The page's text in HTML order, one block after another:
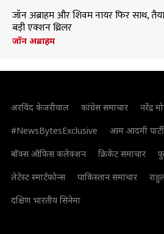
जॉन अब्राहम और शिवम नायर फिर साथ,
बड़ी एक्शन थ्रिलर
जॉन अब्राहम
अरविंद केजरीवाल कांग्रेस समाचार नरेंद्र
#NewsBytesExclusive
आम आदमी
बॉक्स ऑफिस कलेक्शन
क्रिकेट समाचार
लेटेस्ट स्मार्टफोन्स
पाकिस्तान समाचार
दक्षिण भारतीय सिनेमा